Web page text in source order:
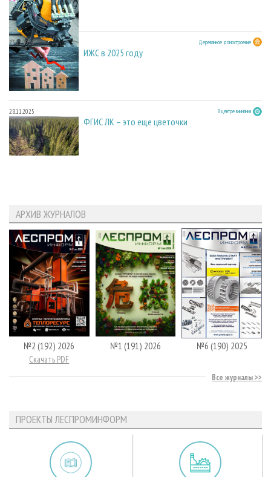
23.03.2026 Деревянное домостроение
ИЖС в 2025 году
28.11.2025 В центре внимания
ФГИС ЛК – это еще цветочки
АРХИВ ЖУРНАЛОВ
№2 (192) 2026
Скачать PDF
№1 (191) 2026 №6 (190) 2025
Все журналы
ПРОЕКТЫ ЛЕСПРОМИНФОРМ